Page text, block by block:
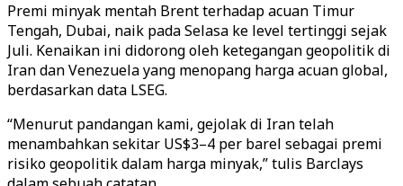
Premi minyak mentah Brent terhadap acuan Timur
Tengah, Dubai, naik pada Selasa ke level tertinggi sejak
Juli. Kenaikan ini didorong oleh ketegangan geopolitik di
Iran dan Venezuela yang menopang harga acuan global,
berdasarkan data LSEG.
“Menurut pandangan kami, gejolak di Iran telah
menambahkan sekitar US$3–4 per barel sebagai premi
risiko geopolitik dalam harga minyak,” tulis Barclays